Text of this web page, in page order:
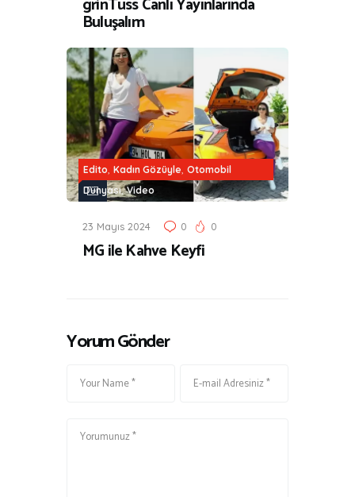
Buluşalım
Edito, Kadın Gözüyle, Otomobil
Dünyası,Video
23 Mayıs 2024 0 0
MG ile Kahve Keyfi
Yorum Gönder